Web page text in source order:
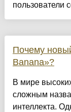
пользователи
Почему
Banana»?
В мире
сложным
интеллекта.